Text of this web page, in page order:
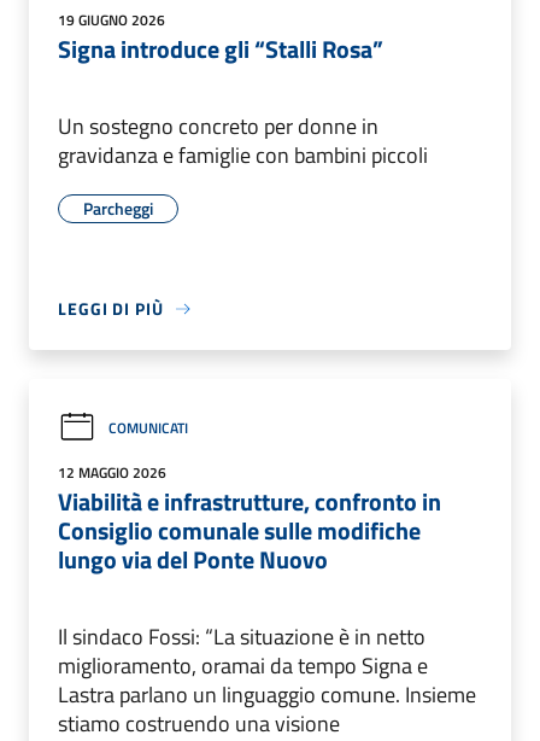
19 GIUGNO 2026
Signa introduce gli “Stalli Rosa”
Un sostegno concreto per donne in
gravidanza e famiglie con bambini piccoli
Parcheggi
LEGGI DI PIÙ
COMUNICATI
12 MAGGIO 2026
Viabilità e infrastrutture, confronto in
Consiglio comunale sulle modifiche
lungo via del Ponte Nuovo
Il sindaco Fossi: “La situazione è in netto
miglioramento, oramai da tempo Signa e
Lastra parlano un linguaggio comune. Insieme
stiamo costruendo una visione